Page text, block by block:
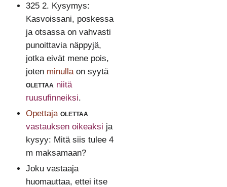
325 2. Kysymys:
Kasvoissani, poskessa
ja otsassa on vahvasti
punoittavia näppyjä,
jotka eivät mene pois,
joten minullaon syytä
olettaa niitä
ruusufinneiksi.
Opettaja olettaa
vastauksen oikeaksi ja
kysyy: Mitä siis tulee 4
m maksamaan?
Joku vastaaja
huomauttaa, ettei itse